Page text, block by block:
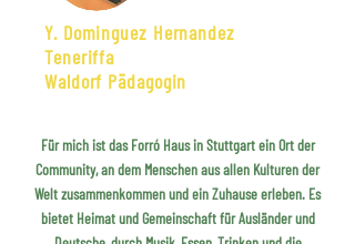
Y. Dominguez Hernandez
Teneriffa
Waldorf Pädagogin
Für mich ist das Forró Haus in Stuttgart ein Ort der
Community, an dem Menschen aus allen Kulturen der
Welt zusammenkommen und ein Zuhause erleben. Es
bietet Heimat und Gemeinschaft für Ausländer und